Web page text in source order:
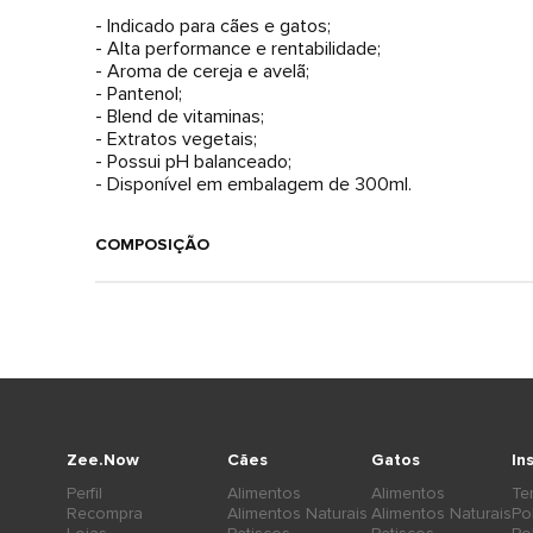
- Indicado para cães e gatos;
- Alta performance e rentabilidade;
- Aroma de cereja e avelã;
- Pantenol;
- Blend de vitaminas;
- Extratos vegetais;
- Possui pH balanceado;
- Disponível em embalagem de 300ml.
COMPOSIÇÃO
Cães
Alimentos
Alimentos Naturais
Gatos
Alimentos
Alimentos Naturais
Zee.Now
Perfil
Recompra